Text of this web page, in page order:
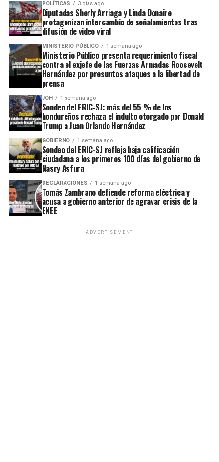
POLÍTICAS 3 días ago
Diputadas Sherly Arriaga y Linda Donaire
protagonizan intercambio de señalamientos tras
difusión de video viral
MINISTERIO PÚBLICO 1 semana ago
Ministerio Público presenta requerimiento fiscal
contra el exjefe de las Fuerzas Armadas Roosevelt
Hernández por presuntos ataques a la libertad de
prensa
JOH 1 semana ago
Sondeo del ERIC-SJ: más del 55 % de los
hondureños rechaza el indulto otorgado por Donald
Trump a Juan Orlando Hernández
GOBIERNO 1 semana ago
Sondeo del ERIC-SJ refleja baja calificación
ciudadana a los primeros 100 días del gobierno de
Nasry Asfura
DECLARACIONES 1 semana ago
Tomás Zambrano defiende reforma eléctrica y
acusa a gobierno anterior de agravar crisis de la
ENEE
ADVERTISEMENT